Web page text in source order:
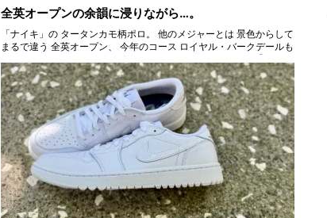
全英オープンの余韻に浸りながら…。
「ナイキ」の タータンカモ柄ポロ。 他のメジャーとは 景色からして
まるで違う 全英オープン、 今年のコース ロイヤル・バークデールも